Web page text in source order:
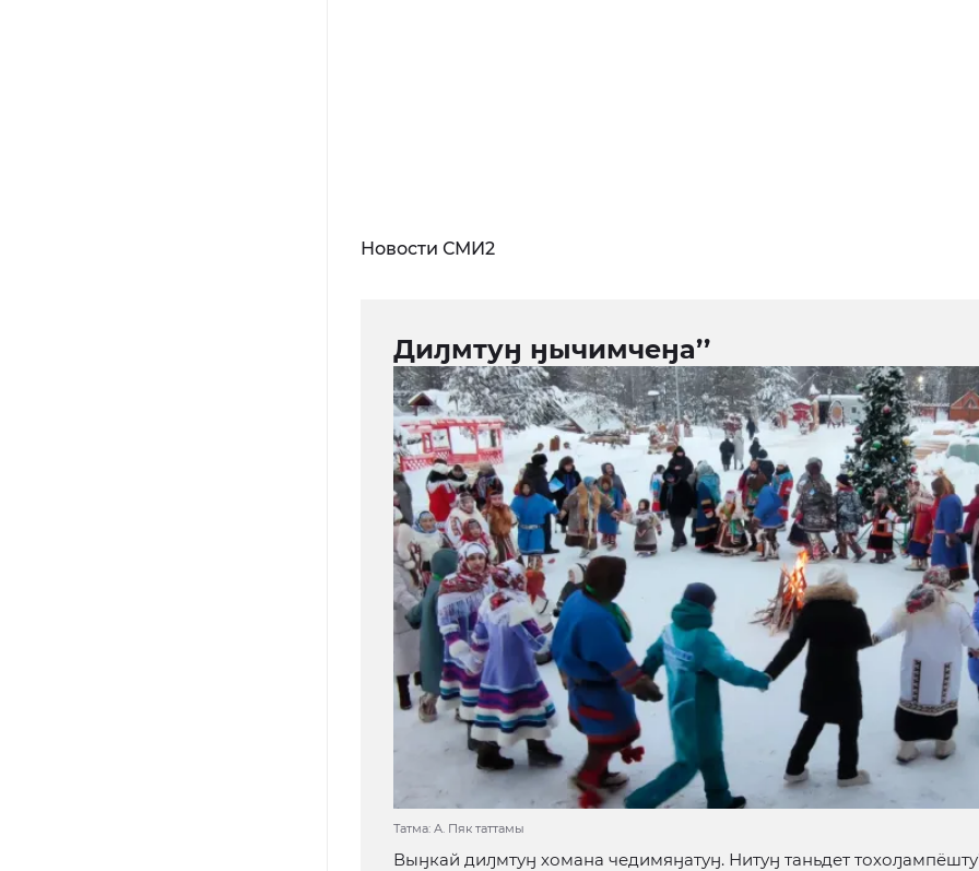
Новости СМИ2
Диԓмтуӈ ӈычимчеӈа’’
Татма: А. Пяк таттамы
Выӈкай диԓмтуӈ хомана чедимяӈатуӈ. Нитуӈ таньдет